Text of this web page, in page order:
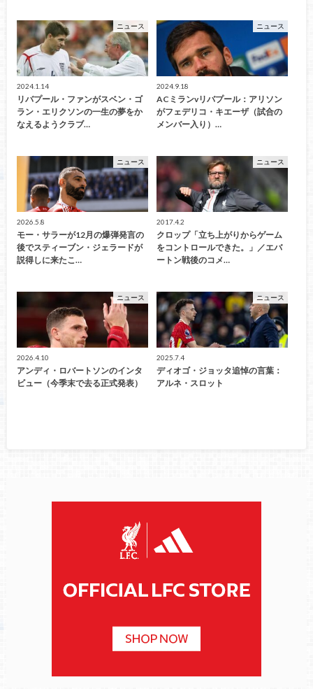
ニュース
2024.1.14
リバプール・ファンがスベン・ゴ
ラン・エリクソンの一生の夢をか
なえるようクラブ…
ニュース
2024.9.18
ACミランvリバプール：アリソン
がフェデリコ・キエーザ（試合の
メンバー入り）…
ニュース
2026.5.8
モー・サラーが12月の爆弾発言の
後でスティーブン・ジェラードが
説得しに来たこ…
ニュース
2017.4.2
クロップ「立ち上がりからゲーム
をコントロールできた。」／エバ
ートン戦後のコメ…
ニュース
2026.4.10
アンディ・ロバートソンのインタ
ビュー（今季末で去る正式発表）
ニュース
2025.7.4
ディオゴ・ジョッタ追悼の言葉：
アルネ・スロット